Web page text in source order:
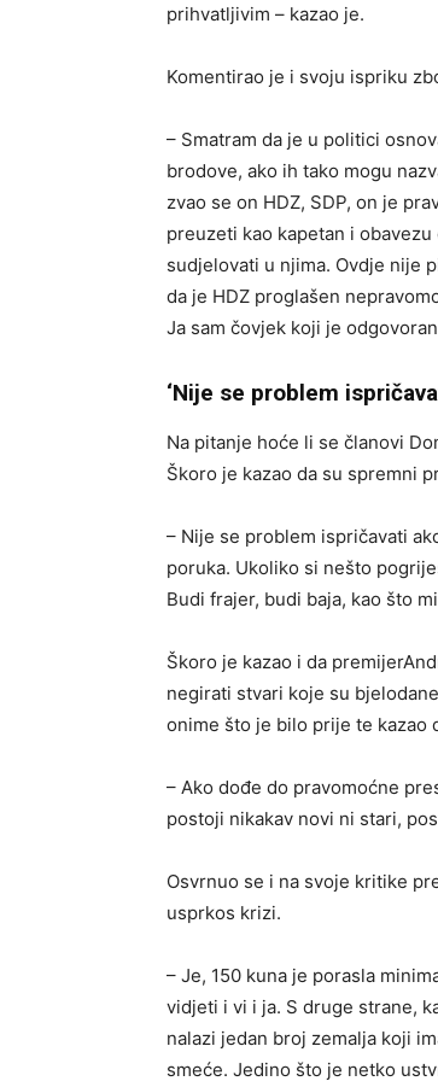
prihvatljivim – kazao je.
Komentirao je i svoju ispriku
– Smatram da je u politici
brodove, ako ih tako mogu
zvao se on HDZ, SDP, on je
preuzeti kao kapetan i
sudjelovati u njima. Ovdje nije
da je HDZ proglašen
Ja sam čovjek koji je
‘Nije se problem
Na pitanje hoće li se članovi
Škoro je kazao da su spremni
– Nije se problem ispričavati
poruka. Ukoliko si nešto
Budi frajer, budi baja, kao što
Škoro je kazao i da
negirati stvari koje su
onime što je bilo prije te kazao
– Ako dođe do pravomoćne
postoji nikakav novi ni stari,
Osvrnuo se i na svoje kritike
usprkos krizi.
– Je, 150 kuna je porasla
vidjeti i vi i ja. S druge strane,
nalazi jedan broj zemalja koji
smeće. Jedino što je netko